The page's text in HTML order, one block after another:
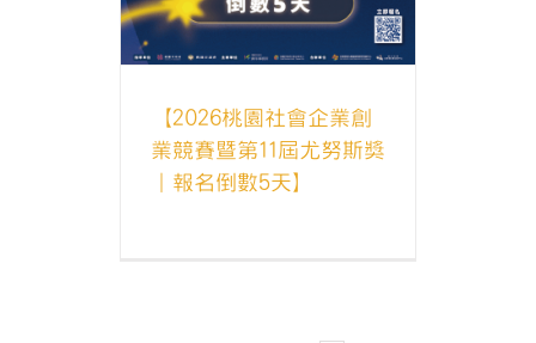
【2026桃園社會企業創
業競賽暨第11屆尤努斯獎
｜報名倒數5天】